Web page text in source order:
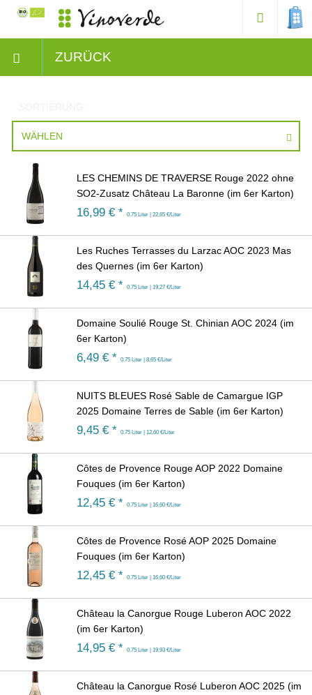
ZURÜCK
WÄHLEN
LES CHEMINS DE TRAVERSE Rouge 2022 ohne
SO2-Zusatz Château La Baronne (im 6er Karton)
16,99 € * 0.75 Liter | 22,65 €/Liter
Les Ruches Terrasses du Larzac AOC 2023 Mas
des Quernes (im 6er Karton)
14,45 € * 0.75 Liter | 19,27 €/Liter
Domaine Soulié Rouge St. Chinian AOC 2024 (im
6er Karton)
6,49 € * 0.75 Liter | 8,65 €/Liter
NUITS BLEUES Rosé Sable de Camargue IGP
2025 Domaine Terres de Sable (im 6er Karton)
9,45 € * 0.75 Liter | 12,60 €/Liter
Côtes de Provence Rouge AOP 2022 Domaine
Fouques (im 6er Karton)
12,45 € * 0.75 Liter | 16,60 €/Liter
Côtes de Provence Rosé AOP 2025 Domaine
Fouques (im 6er Karton)
12,45 € * 0.75 Liter | 16,60 €/Liter
Château la Canorgue Rouge Luberon AOC 2022
(im 6er Karton)
14,95 € * 0.75 Liter | 19,93 €/Liter
Château la Canorgue Rosé Luberon AOC 2025 (im